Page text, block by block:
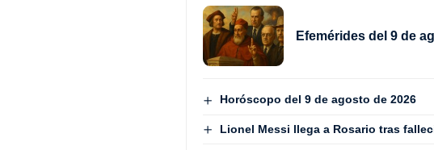
Efemérides del 9 de
Horóscopo del 9 de agosto de 2026
Lionel Messi llega a Rosario tras